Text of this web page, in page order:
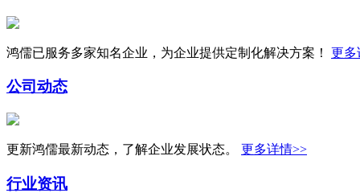
鸿儒已服务多家知名企业，为企业提供定制化解决方案！ 更多
公司动态
更新鸿儒最新动态，了解企业发展状态。 更多详情>>
行业资讯